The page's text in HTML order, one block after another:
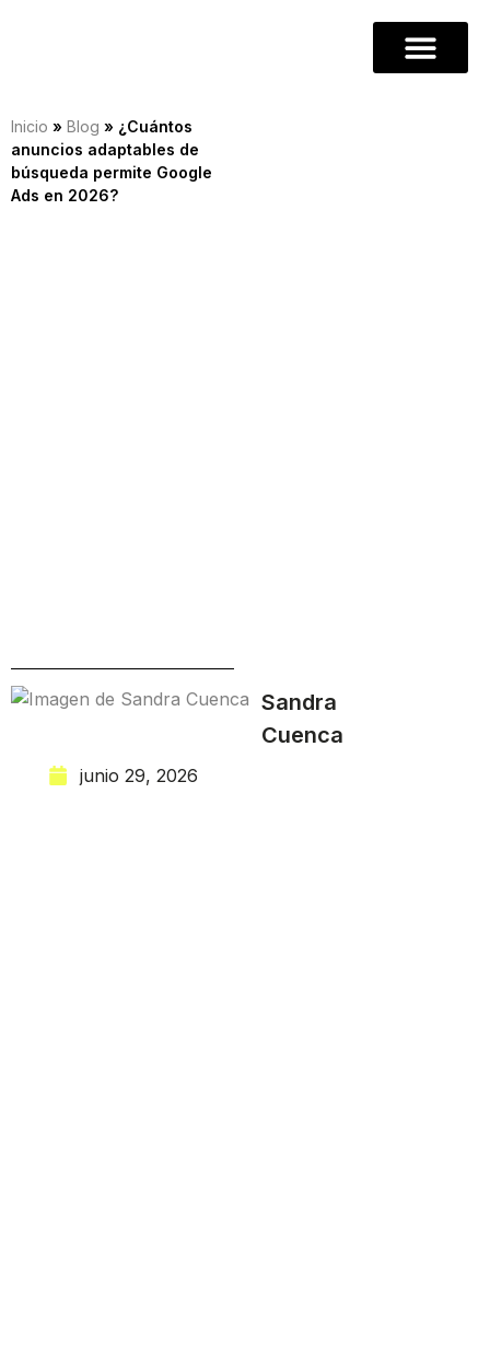
Inicio » Blog » ¿Cuántos
anuncios adaptables de
búsqueda permite Google
Ads en 2026?
Sandra
Cuenca
junio 29, 2026